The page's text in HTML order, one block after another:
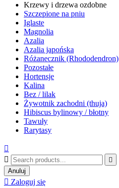
Krzewy i drzewa ozdobne
Szczepione na pniu
Iglaste
Magnolia
Azalia
Azalia japońska
Różanecznik (Rhododendron)
Pozostałe
Hortensje
Kalina
Bez / lilak
Żywotnik zachodni (thuja)
Hibiscus bylinowy / błotny
Tawuły
Rarytasy



Anuluj
 Zaloguj się